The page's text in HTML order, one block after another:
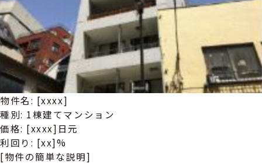
物件名: [xxxx]
種別: 1棟建てマンション
価格: [xxxx]日元
利回り: [xx]%
[物件の簡単な説明]